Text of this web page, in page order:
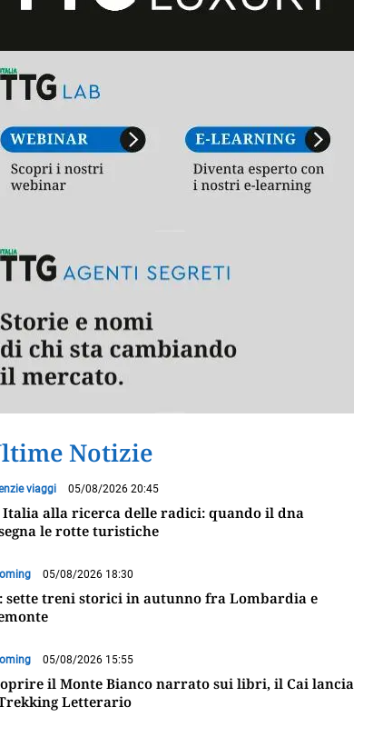
Notizie
viaggi 05/08/2026 20:45
alla ricerca delle radici: quando il dna
le rotte turistiche
05/08/2026 18:30
sette treni storici in autunno fra Lombardia e
05/08/2026 15:55
il Monte Bianco narrato sui libri, il Cai lancia
Letterario